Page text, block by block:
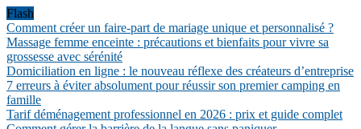
Flash
Comment créer un faire-part de mariage unique et personnalisé ?
Massage femme enceinte : précautions et bienfaits pour vivre sa
grossesse avec sérénité
Domiciliation en ligne : le nouveau réflexe des créateurs d’entreprise
7 erreurs à éviter absolument pour réussir son premier camping en
famille
Tarif déménagement professionnel en 2026 : prix et guide complet